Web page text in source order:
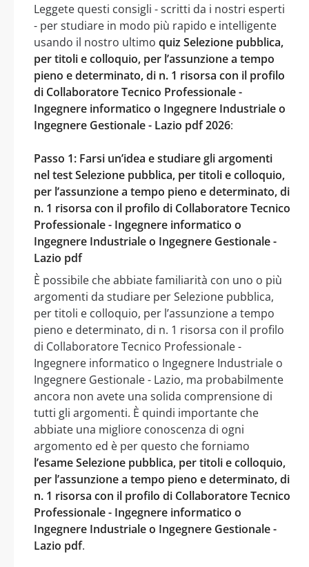
Leggete questi consigli - scritti da i nostri esperti
- per studiare in modo più rapido e intelligente
usando il nostro ultimo quiz Selezione pubblica,
per titoli e colloquio, per l’assunzione a tempo
pieno e determinato, di n. 1 risorsa con il profilo
di Collaboratore Tecnico Professionale -
Ingegnere informatico o Ingegnere Industriale o
Ingegnere Gestionale - Lazio pdf 2026:
Passo 1: Farsi un’idea e studiare gli argomenti
nel test Selezione pubblica, per titoli e colloquio,
per l’assunzione a tempo pieno e determinato, di
n. 1 risorsa con il profilo di Collaboratore Tecnico
Professionale - Ingegnere informatico o
Ingegnere Industriale o Ingegnere Gestionale -
Lazio pdf
È possibile che abbiate familiarità con uno o più
argomenti da studiare per Selezione pubblica,
per titoli e colloquio, per l’assunzione a tempo
pieno e determinato, di n. 1 risorsa con il profilo
di Collaboratore Tecnico Professionale -
Ingegnere informatico o Ingegnere Industriale o
Ingegnere Gestionale - Lazio, ma probabilmente
ancora non avete una solida comprensione di
tutti gli argomenti. È quindi importante che
abbiate una migliore conoscenza di ogni
argomento ed è per questo che forniamo
l’esame Selezione pubblica, per titoli e colloquio,
per l’assunzione a tempo pieno e determinato, di
n. 1 risorsa con il profilo di Collaboratore Tecnico
Professionale - Ingegnere informatico o
Ingegnere Industriale o Ingegnere Gestionale -
Lazio pdf.